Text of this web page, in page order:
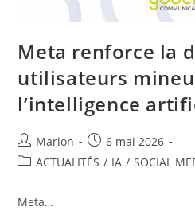
Meta renforce la
utilisateurs
l’intelligence
Marion
6 mai 2026
ACTUALITÉS / IA / SOCIAL
Meta…